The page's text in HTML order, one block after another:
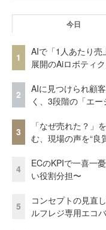
今日
1
AIで「1人あたり売
展開のAiロボティ
2
AIに見つけられ顧
く、3段階の「エ
3
「なぜ売れた？」
む、現場の声を“良
4
ECのKPIで一喜一
い役割分担〜
5
コンセプトの見直
ルフレジ専用エコ